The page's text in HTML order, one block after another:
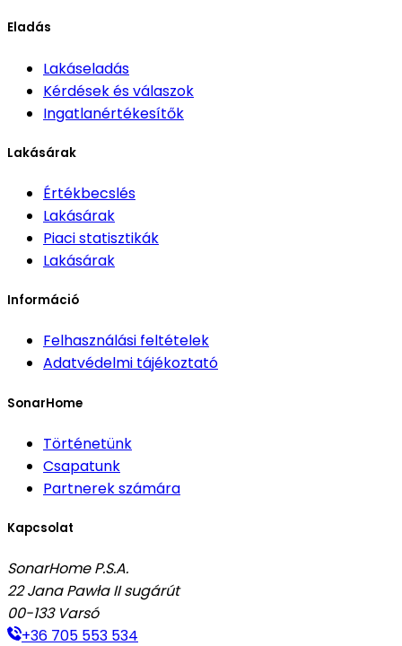
Eladás
Lakáseladás
Kérdések és válaszok
Ingatlanértékesítők
Lakásárak
Értékbecslés
Lakásárak
Piaci statisztikák
Lakásárak
Információ
Felhasználási feltételek
Adatvédelmi tájékoztató
SonarHome
Történetünk
Csapatunk
Partnerek számára
Kapcsolat
SonarHome P.S.A.
22 Jana Pawła II sugárút
00-133 Varsó
+36 705 553 534